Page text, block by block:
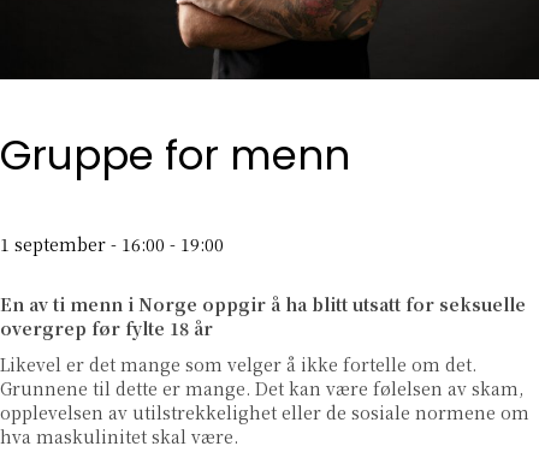
Gruppe for menn
1 september - 16:00 - 19:00
En av ti menn i Norge oppgir å ha blitt utsatt for seksuelle
overgrep før fylte 18 år
Likevel er det mange som velger å ikke fortelle om det.
Grunnene til dette er mange. Det kan være følelsen av skam,
opplevelsen av utilstrekkelighet eller de sosiale normene om
hva maskulinitet skal være.